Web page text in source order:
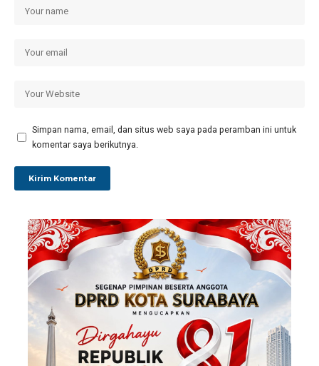
Simpan nama, email, dan situs web saya pada peramban ini untuk
komentar saya berikutnya.